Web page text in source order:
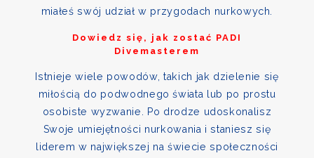
miałeś swój udział w przygodach nurkowych.
Dowiedz się, jak zostać PADI
Divemasterem
Istnieje wiele powodów, takich jak dzielenie się
miłością do podwodnego świata lub po prostu
osobiste wyzwanie. Po drodze udoskonalisz
Swoje umiejętności nurkowania i staniesz się
liderem w największej na świecie społeczności